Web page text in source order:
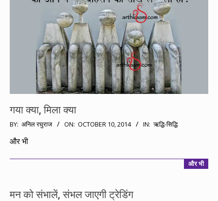
गया क्या, मिला क्या
2014-
10-
BY: अनिल रघुराज ON: OCTOBER 10, 2014 IN: ऋद्धि-सिद्धि
और भी
और भी
मन को संभालें, संभल जाएगी ट्रेडिंग